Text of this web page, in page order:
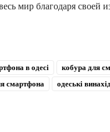
мир благодаря своей
в одесі
кобура для
смартфона
одеські